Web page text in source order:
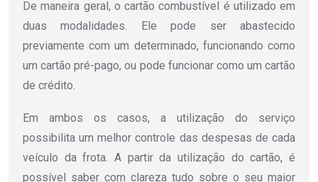
De maneira geral, o cartão combustível é utilizado em
duas modalidades. Ele pode ser abastecido
previamente com um determinado, funcionando como
um cartão pré-pago, ou pode funcionar como um cartão
de crédito.
Em ambos os casos, a utilização do serviço
possibilita um melhor controle das despesas de cada
veículo da frota. A partir da utilização do cartão, é
possível saber com clareza tudo sobre o seu maior